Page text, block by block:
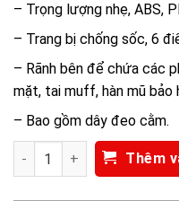
– Trọng lượng nhẹ, ABS,
– Trang bị chống sốc, 6
– Rãnh bên để chứa các
mặt, tai muff, hàn mũ bảo
– Bao gồm dây đeo cằm.
NÓN BẢO HỘ V-GUARD
Thêm